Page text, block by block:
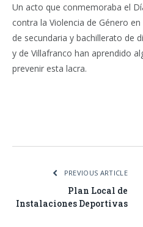
Un acto que conmemoraba el
contra la Violencia de Género
de secundaria y bachillerato de
y de Villafranco han aprendido
prevenir esta lacra.
PREVIOUS ARTICLE
Plan Local de
Instalaciones Deportivas